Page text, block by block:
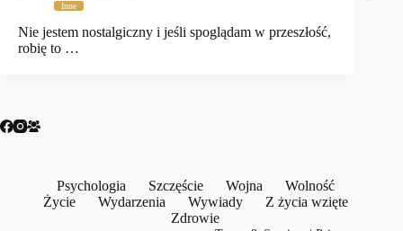
Inne
Nie jestem nostalgiczny i jeśli spoglądam w przeszłość,
robię to …
Psychologia Szczęście Wojna
Wolność
Życie
Wydarzenia Wywiady
Z życia wzięte
Zdrowie